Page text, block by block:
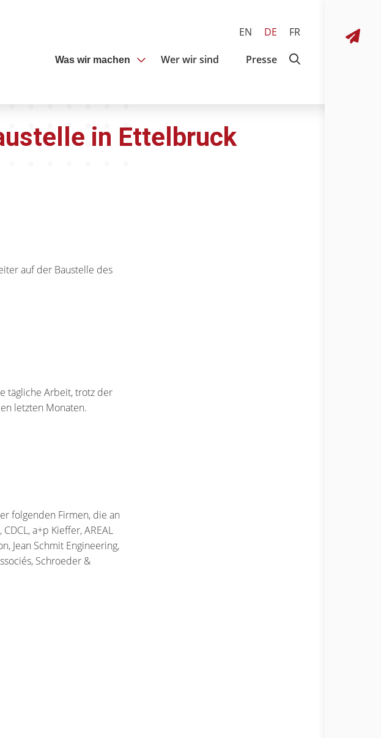
EN DE FR
Was wir machen Wer wir sind Presse
in Ettelbruck
auf der Baustelle des
tägliche Arbeit, trotz der
letzten Monaten.
folgenden Firmen, die an
a+p Kieffer, AREAL
Jean Schmit Engineering,
Schroeder &